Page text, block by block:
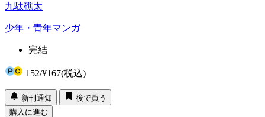
九駄礁太
少年・青年マンガ
完結
152/¥167(税込)
新刊通知
後で買う
購入に進む